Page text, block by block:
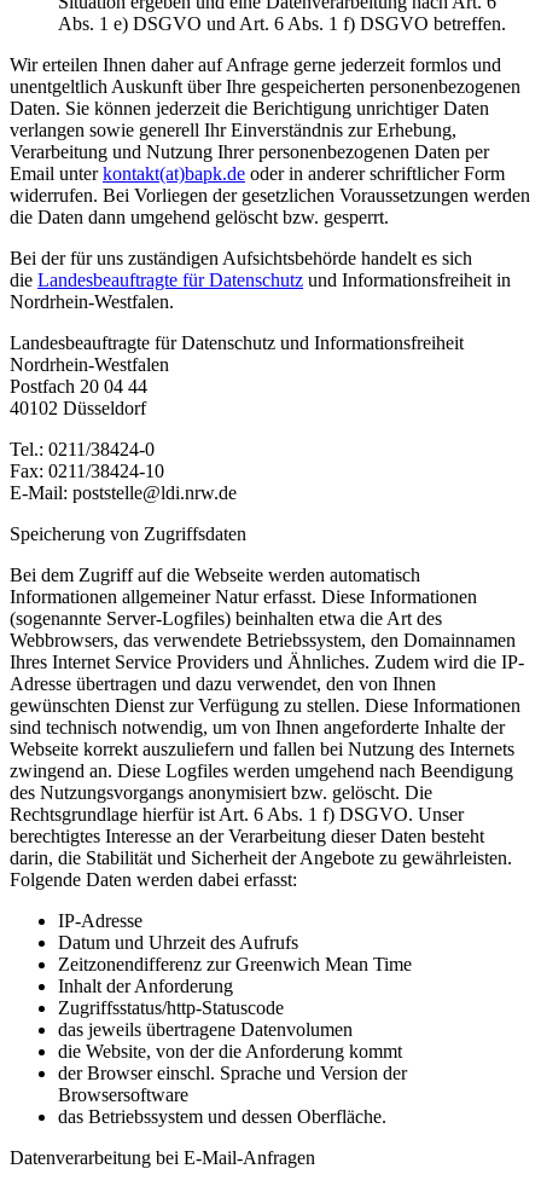
Abs. 1 e) DSGVO und Art. 6 Abs. 1 f) DSGVO betreffen.
Wir erteilen Ihnen daher auf Anfrage gerne jederzeit formlos und
unentgeltlich Auskunft über Ihre gespeicherten personenbezogenen
Daten. Sie können jederzeit die Berichtigung unrichtiger Daten
verlangen sowie generell Ihr Einverständnis zur Erhebung,
Verarbeitung und Nutzung Ihrer personenbezogenen Daten per
Email unterkontakt(at)bapk.de oder in anderer schriftlicher Form
widerrufen. Bei Vorliegen der gesetzlichen Voraussetzungen werden
die Daten dann umgehend gelöscht bzw. gesperrt.
Bei der für uns zuständigen Aufsichtsbehörde handelt es sich
die Landesbeauftragte für Datenschutz und Informationsfreiheit in
Nordrhein-Westfalen.
Landesbeauftragte für Datenschutz und Informationsfreiheit
Nordrhein-Westfalen
Postfach 20 04 44
40102 Düsseldorf
Tel.: 0211/38424-0
Fax: 0211/38424-10
E-Mail: poststelle@ldi.nrw.de
Speicherung von Zugriffsdaten
Bei dem Zugriff auf die Webseite werden automatisch
Informationen allgemeiner Natur erfasst. Diese Informationen
(sogenannte Server-Logfiles) beinhalten etwa die Art des
Webbrowsers, das verwendete Betriebssystem, den Domainnamen
Ihres Internet Service Providers und Ähnliches. Zudem wird die IP-
Adresse übertragen und dazu verwendet, den von Ihnen
gewünschten Dienst zur Verfügung zu stellen. Diese Informationen
sind technisch notwendig, um von Ihnen angeforderte Inhalte der
Webseite korrekt auszuliefern und fallen bei Nutzung des Internets
zwingend an. Diese Logfiles werden umgehend nach Beendigung
des Nutzungsvorgangs anonymisiert bzw. gelöscht. Die
Rechtsgrundlage hierfür ist Art. 6 Abs. 1 f) DSGVO. Unser
berechtigtes Interesse an der Verarbeitung dieser Daten besteht
darin, die Stabilität und Sicherheit der Angebote zu gewährleisten.
Folgende Daten werden dabei erfasst:
IP-Adresse
Datum und Uhrzeit des Aufrufs
Zeitzonendifferenz zur Greenwich Mean Time
Inhalt der Anforderung
Zugriffsstatus/http-Statuscode
das jeweils übertragene Datenvolumen
die Website, von der die Anforderung kommt
der Browser einschl. Sprache und Version der
Browsersoftware
das Betriebssystem und dessen Oberfläche.
Datenverarbeitung bei E-Mail-Anfragen